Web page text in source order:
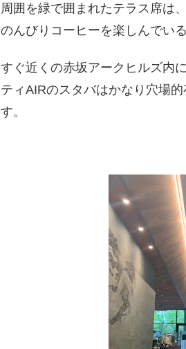
周囲を緑で囲まれたテラス席は
のんびりコーヒーを楽しんでい
すぐ近くの赤坂アークヒルズ内
ティAIRのスタバはかなり穴場
す。